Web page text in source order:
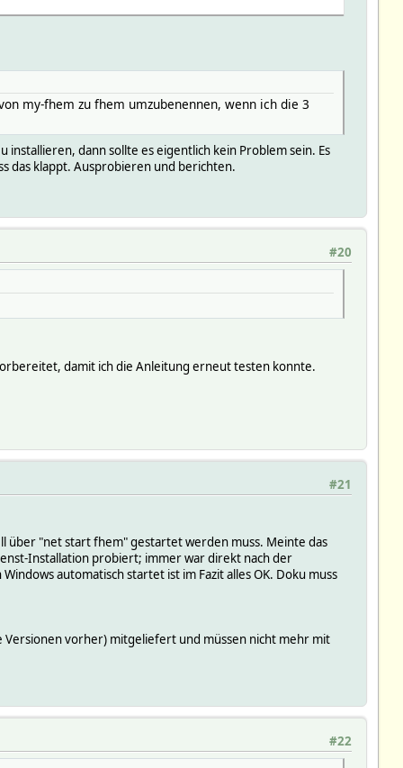
my-fhem zu fhem umzubenennen, wenn ich die 3
dann sollte es eigentlich kein Problem sein. Es
das klappt. Ausprobieren und berichten.
#20
damit ich die Anleitung erneut testen konnte.
#21
über "net start fhem" gestartet werden muss. Meinte das
Installation probiert; immer war direkt nach der
automatisch startet ist im Fazit alles OK. Doku muss
Versionen vorher) mitgeliefert und müssen nicht mehr mit
#22